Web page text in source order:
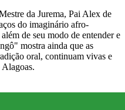
da Jurema, Pai Alex de
do imaginário afro-
de seu modo de entender e
mostra ainda que as
oral, continuam vivas e
Alagoas.